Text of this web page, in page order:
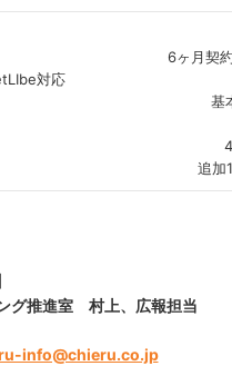
6ヶ月契
対応
基
追
推進室 村上、広報担当
info@chieru.co.jp